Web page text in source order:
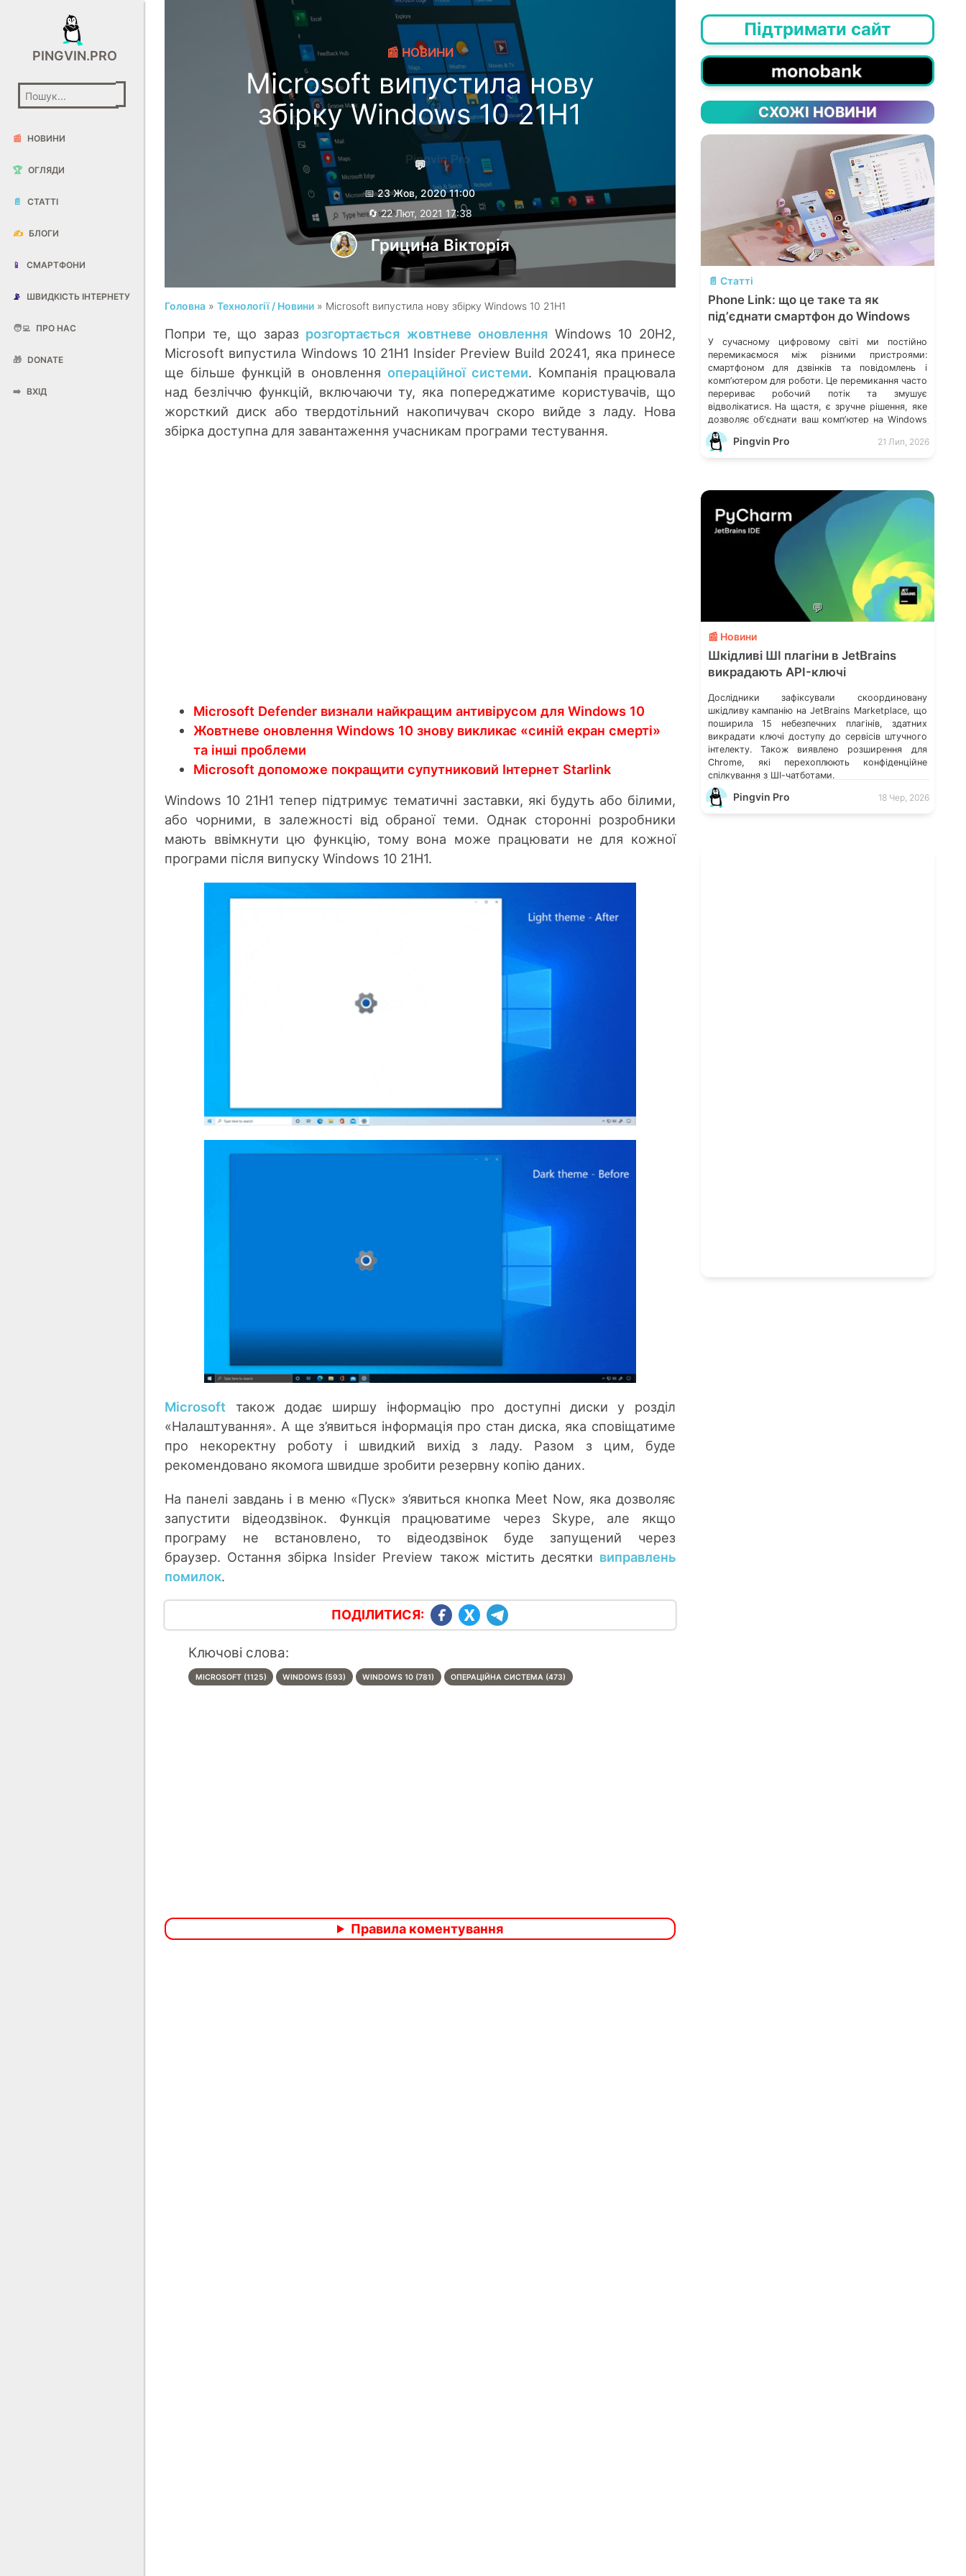
PINGVIN.PRO
📰 НОВИНИ
🏆 ОГЛЯДИ
📄 СТАТТІ
✍️ БЛОГИ
📱 СМАРТФОНИ
📡 ШВИДКІСТЬ ІНТЕРНЕТУ
🧑‍💻 ПРО НАС
🎁 DONATE
➡️ ВХІД
📰 НОВИНИ
Microsoft випустила нову
збірку Windows 10 21H1
💬
📅 23 Жов, 2020 11:00
🔄 22 Лют, 2021 17:38
Грицина Вікторія
Головна »Технології / Новини » Microsoft випустила нову збірку Windows 10 21H1
Попри те, що зараз розгортається жовтневе оновлення Windows 10 20H2,
Microsoft випустила Windows 10 21H1 Insider Preview Build 20241, яка принесе
ще більше функцій в оновлення операційної системи. Компанія працювала
над безліччю функцій, включаючи ту, яка попереджатиме користувачів, що
жорсткий диск або твердотільний накопичувач скоро вийде з ладу. Нова
збірка доступна для завантаження учасникам програми тестування.
Microsoft Defender визнали найкращим антивірусом для Windows 10
Жовтневе оновлення Windows 10 знову викликає «синій екран смерті»
та інші проблеми
Microsoft допоможе покращити супутниковий Інтернет Starlink
Windows 10 21H1 тепер підтримує тематичні заставки, які будуть або білими,
або чорними, в залежності від обраної теми. Однак сторонні розробники
мають ввімкнути цю функцію, тому вона може працювати не для кожної
програми після випуску Windows 10 21H1.
Microsoft також додає ширшу інформацію про доступні диски у розділ
«Налаштування». А ще з’явиться інформація про стан диска, яка сповіщатиме
про некоректну роботу і швидкий вихід з ладу. Разом з цим, буде
рекомендовано якомога швидше зробити резервну копію даних.
На панелі завдань і в меню «Пуск» з’явиться кнопка Meet Now, яка дозволяє
запустити відеодзвінок. Функція працюватиме через Skype, але якщо
програму не встановлено, то відеодзвінок буде запущений через
браузер. Остання збірка Insider Preview також містить десятки виправлень
помилок.
ПОДІЛИТИСЯ:
Ключові слова:
MICROSOFT (1125) WINDOWS (593) WINDOWS 10 (781) ОПЕРАЦІЙНА СИСТЕМА (473)
Правила коментування
Підтримати сайт
СХОЖІ НОВИНИ
💬
📄 Статті
Phone Link: що це таке та як
підʼєднати смартфон до Windows
У сучасному цифровому світі ми постійно
перемикаємося між різними пристроями:
смартфоном для дзвінків та повідомлень і
компʼютером для роботи. Це перемикання часто
перериває робочий потік та змушує
відволікатися. На щастя, є зручне рішення, яке
дозволяє обʼєднати ваш компʼютер на Windows
із мобільним пристроєм, чи то Android, чи iOS.
Йдеться про застосунок Звʼязок зі смартфоном
Pingvin Pro 21 Лип, 2026
💬
📰 Новини
Шкідливі ШІ плагіни в JetBrains
викрадають API-ключі
Дослідники зафіксували скоординовану
шкідливу кампанію на JetBrains Marketplace, що
поширила 15 небезпечних плагінів, здатних
викрадати ключі доступу до сервісів штучного
інтелекту. Також виявлено розширення для
Chrome, які перехоплюють конфіденційне
спілкування з ШІ-чатботами.
Pingvin Pro 18 Чер, 2026